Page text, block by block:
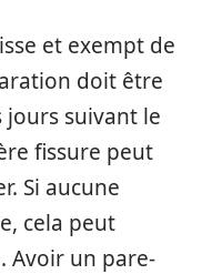
et exempt de
doit être
jours suivant le
fissure peut
Si aucune
cela peut
Avoir un pare-